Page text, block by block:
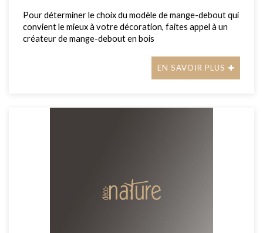
Pour déterminer le choix du modèle de mange-debout qui
convient le mieux à votre décoration, faites appel à un
créateur de mange-debout en bois
EN SAVOIR PLUS